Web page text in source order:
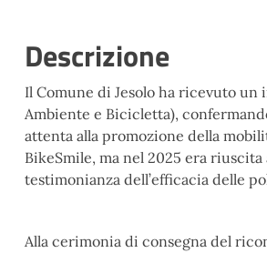
Descrizione
Il Comune di Jesolo ha ricevuto
Ambiente e Bicicletta),
attenta alla promozione della
BikeSmile, ma nel 2025 era
testimonianza dell’efficacia delle
Alla cerimonia di consegna del